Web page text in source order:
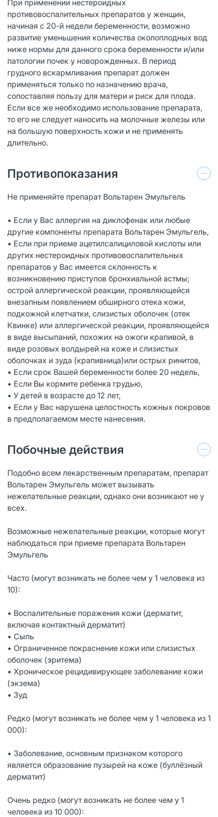
При применении нестероидных
противовоспалительных препаратов у женщин,
начиная с 20-й недели беременности, возможно
развитие уменьшения количества околоплодных вод
ниже нормы для данного срока беременности и/или
патологии почек у новорожденных. В период
грудного вскармливания препарат должен
применяться только по назначению врача,
сопоставляя пользу для матери и риск для плода.
Если все же необходимо использование препарата,
то его не следует наносить на молочные железы или
на большую поверхность кожи и не применять
длительно.
Противопоказания
Не применяйте препарат Вольтарен Эмульгель
• Если у Вас аллергия на диклофенак или любые
другие компоненты препарата Вольтарен Эмульгель,
• Если при приеме ацетилсалициловой кислоты или
других нестероидных противовоспалительных
препаратов у Вас имеется склонность к
возникновению приступов бронхиальной астмы;
острой аллергической реакции, проявляющейся
внезапным появлением обширного отека кожи,
подкожной клетчатки, слизистых оболочек (отек
Квинке) или аллергической реакции, проявляющейся
в виде высыпаний, похожих на ожоги крапивой, в
виде розовых волдырей на коже и слизистых
оболочках и зуда (крапивница)или острых ринитов,
• Если срок Вашей беременности более 20 недель,
• Если Вы кормите ребенка грудью,
• У детей в возрасте до 12 лет,
• Если у Вас нарушена целостность кожных покровов
в предполагаемом месте нанесения.
Побочные действия
Подобно всем лекарственным препаратам, препарат
Вольтарен Эмульгель может вызывать
нежелательные реакции, однако они возникают не у
всех.
Возможные нежелательные реакции, которые могут
наблюдаться при приеме препарата Вольтарен
Эмульгель
Часто (могут возникать не более чем у 1 человека из
10):
• Воспалительные поражения кожи (дерматит,
включая контактный дерматит)
• Сыпь
• Ограниченное покраснение кожи или слизистых
оболочек (эритема)
• Хроническое рецидивирующее заболевание кожи
(экзема)
• Зуд
Редко (могут возникать не более чем у 1 человека из 1
000):
• Заболевание, основным признаком которого
является образование пузырей на коже (буллёзный
дерматит)
Очень редко (могут возникать не более чем у 1
человека из 10 000):